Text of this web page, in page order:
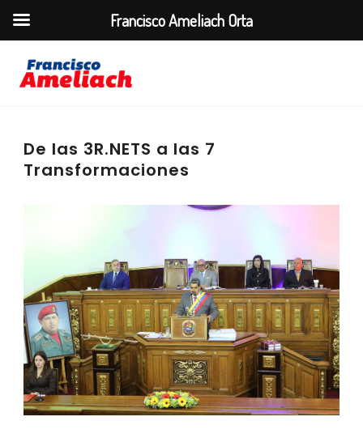
De las 3R.NETS a las 7
Transformaciones
Francisco Ameliach Orta